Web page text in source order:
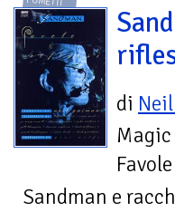
di
Magic
Sandman e